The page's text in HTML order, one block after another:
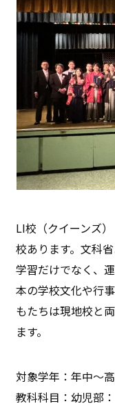
LI校（クイーンズ
校あります。文科
学習だけでなく、
本の学校文化や行
もたちは現地校と
ます。
対象学年：年中〜
教科科目：幼児部